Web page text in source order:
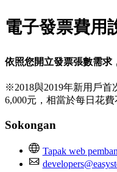
電子發票費用
依照您開立發票張數需求
※2018與2019年新用戶首
6,000元，相當於每日花費
Sokongan
Tapak web